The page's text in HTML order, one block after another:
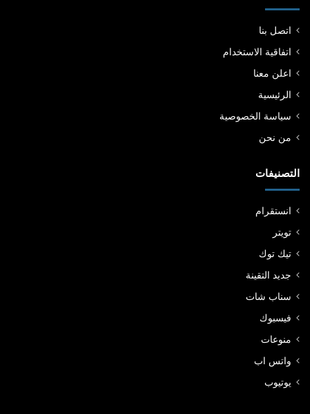
اتصل بنا
اتفاقية الاستخدام
اعلن معنا
الرئيسية
سياسة الخصوصية
من نحن
التصنيفات
انستقرام
تويتر
تيك توك
جديد التقينة
سناب شات
فيسبوك
منوعات
واتس اب
يوتيوب